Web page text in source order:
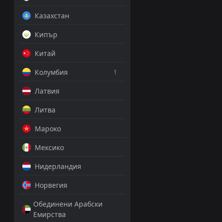
Казахстан
Кипър
Китай
Колумбия
1
Латвия
Литва
Мароко
Мексико
Нидерландия
Норвегия
Обединени Арабски
Емирства